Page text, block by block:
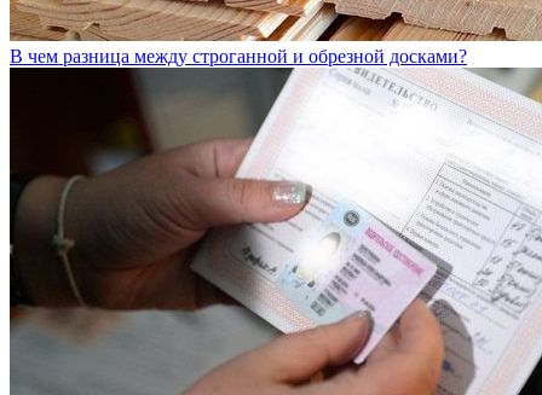
В чем разница между строганной и обрезной досками?